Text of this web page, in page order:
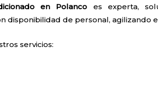
en Polanco es experta,
disponibilidad de personal, agilizando
servicios: